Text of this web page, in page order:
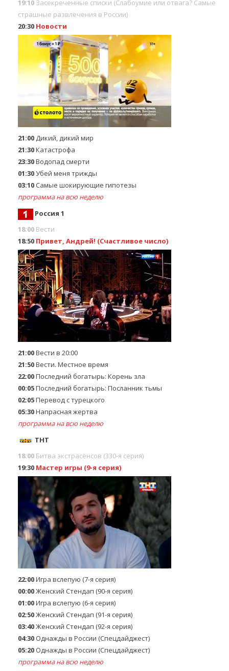
19:10 Заcекрeченные списки (Слабоумие или отвага? Самые
страшные развлечения в России)
20:30 Новости
21:00Дикий, дикий мир
21:30Катастрофа
23:30Водопад смерти
01:30Убей меня трижды
03:10Самые шoкиpующие гипотезы
программа на всю неделю
Россия 1
18:00 Вести
18:50 Привет, Андрей! (Счастливое число)
21:00Вести в 20:00
21:50Вести. Местное время
22:00Последний богатырь: Корень зла
00:05Последний богатырь: Посланник тьмы
02:05Перевод с турецкого
05:30Напрасная жертва
программа на всю неделю
ТНТ
18:00 Битва экстраceнсов (330-я серия)
19:30 Мастер игры (9-я серия)
22:00Игра вслепую (7-я серия)
00:00Женский Стендап (90-я серия)
01:00Игра вслепую (6-я серия)
02:50Женский Стендап (91-я серия)
03:40Женский Стендап (92-я серия)
04:30 Однажды в России (Спецдайджест)
05:20 Однажды в России (Спецдайджест)
программа на всю неделю